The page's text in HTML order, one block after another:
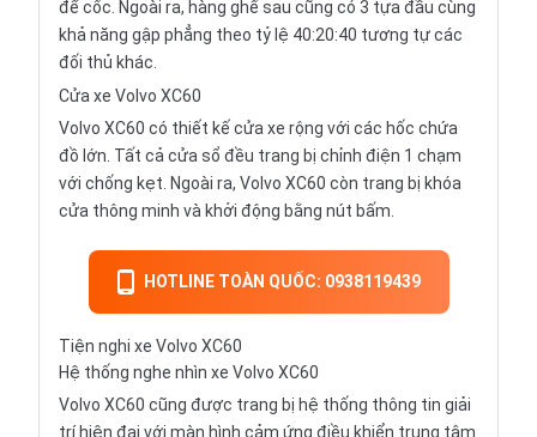
để cốc. Ngoài ra, hàng ghế sau cũng có 3 tựa đầu cùng
khả năng gập phẳng theo tỷ lệ 40:20:40 tương tự các
đối thủ khác.
Cửa xe Volvo XC60
Volvo XC60 có thiết kế cửa xe rộng với các hốc chứa
đồ lớn. Tất cả cửa sổ đều trang bị chỉnh điện 1 chạm
với chống kẹt. Ngoài ra, Volvo XC60 còn trang bị khóa
cửa thông minh và khởi động bằng nút bấm.
HOTLINE TOÀN QUỐC: 0938119439
Tiện nghi xe Volvo XC60
Hệ thống nghe nhìn xe Volvo XC60
Volvo XC60 cũng được trang bị hệ thống thông tin giải
trí hiện đại với màn hình cảm ứng điều khiển trung tâm